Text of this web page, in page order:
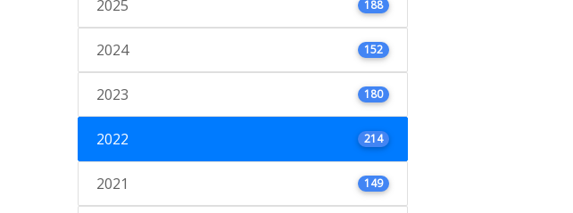
2025 188
2024 152
2023 180
2022 214
2021 149